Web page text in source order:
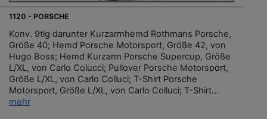
1120 - PORSCHE
Konv. 9tlg darunter Kurzarmhemd Rothmans Porsche,
Größe 40; Hemd Porsche Motorsport, Größe 42, von
Hugo Boss; Hemd Kurzarm Porsche Supercup, Größe
L/XL, von Carlo Colucci; Pullover Porsche Motorsport,
Größe L/XL, von Carlo Colluci; T-Shirt Porsche
Motorsport, Größe L/XL, von Carlo Colluci; T-Shirt...
mehr